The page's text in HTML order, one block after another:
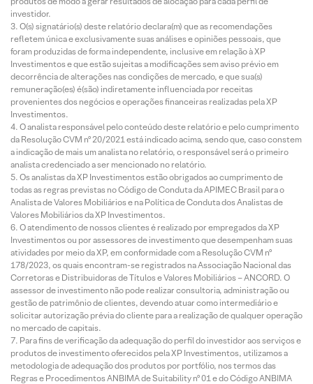
investidor.
O(s) signatário(s) deste relatório declara(m) que as recomendações
refletem única e exclusivamente suas análises e opiniões pessoais, que
foram produzidas de forma independente, inclusive em relação à XP
Investimentos e que estão sujeitas a modificações sem aviso prévio em
decorrência de alterações nas condições de mercado, e que sua(s)
remuneração(es) é(são) indiretamente influenciada por receitas
provenientes dos negócios e operações financeiras realizadas pela XP
Investimentos.
O analista responsável pelo conteúdo deste relatório e pelo cumprimento
da Resolução CVM nº 20/2021 está indicado acima, sendo que, caso constem
a indicação de mais um analista no relatório, o responsável será o primeiro
analista credenciado a ser mencionado no relatório.
Os analistas da XP Investimentos estão obrigados ao cumprimento de
todas as regras previstas no Código de Conduta da APIMEC Brasil para o
Analista de Valores Mobiliários e na Política de Conduta dos Analistas de
Valores Mobiliários da XP Investimentos.
O atendimento de nossos clientes é realizado por empregados da XP
Investimentos ou por assessores de investimento que desempenham suas
atividades por meio da XP, em conformidade com a Resolução CVM nº
178/2023, os quais encontram-se registrados na Associação Nacional das
Corretoras e Distribuidoras de Títulos e Valores Mobiliários – ANCORD. O
assessor de investimento não pode realizar consultoria, administração ou
gestão de patrimônio de clientes, devendo atuar como intermediário e
solicitar autorização prévia do cliente para a realização de qualquer operação
no mercado de capitais.
Para fins de verificação da adequação do perfil do investidor aos serviços e
produtos de investimento oferecidos pela XP Investimentos, utilizamos a
metodologia de adequação dos produtos por portfólio, nos termos das
Regras e Procedimentos ANBIMA de Suitability nº 01 e do Código ANBIMA